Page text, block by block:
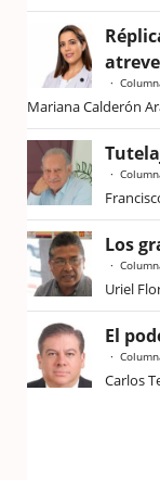
Mariana Calderón
Los
Uriel
El
Carlos